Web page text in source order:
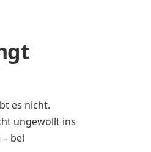
es nicht.
ungewollt ins
bei